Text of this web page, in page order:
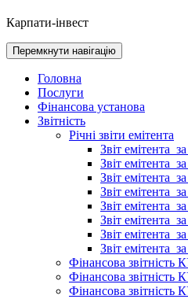
Карпати-інвест
Перемкнути навігацію
Головна
Послуги
Фінансова установа
Звітність
Річні звіти емітента
Звіт
Звіт
Звіт
Звіт
Звіт
Звіт
Звіт
Звіт
Фінансова звітність
Фінансова звітність
Фінансова звітність